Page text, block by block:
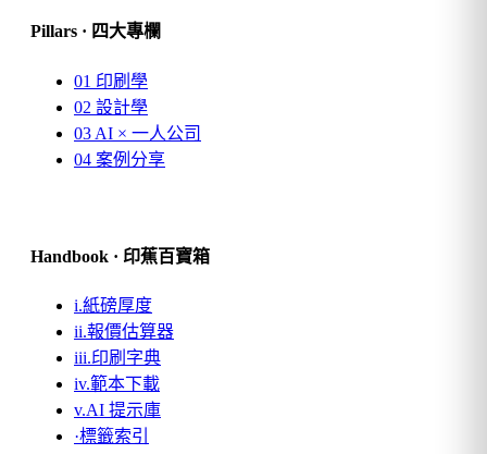
Pillars · 四大專欄
01 印刷學
02 設計學
03 AI × 一人公司
04 案例分享
Handbook · 印蕉百寶箱
i.紙磅厚度
ii.報價估算器
iii.印刷字典
iv.範本下載
v.AI 提示庫
·標籤索引